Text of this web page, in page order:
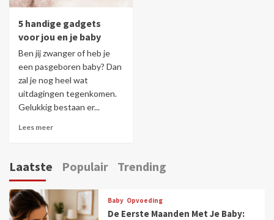
5 handige gadgets
voor jou en je baby
Ben jij zwanger of heb je
een pasgeboren baby? Dan
zal je nog heel wat
uitdagingen tegenkomen.
Gelukkig bestaan er...
Lees meer
Laatste Populair Trending
Baby Opvoeding
De Eerste Maanden Met Je Baby: